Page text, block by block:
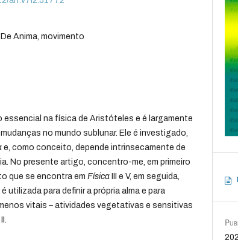
Anima, movimento
essencial na física de Aristóteles e é largamente
no mundo sublunar. Ele é investigado,
e, como conceito, depende intrinsecamente de
No presente artigo, concentro-me, em primeiro
que se encontra emFísica III e V, em seguida,
utilizada para definir a própria alma e para
vitais – atividades vegetativas e sensitivas